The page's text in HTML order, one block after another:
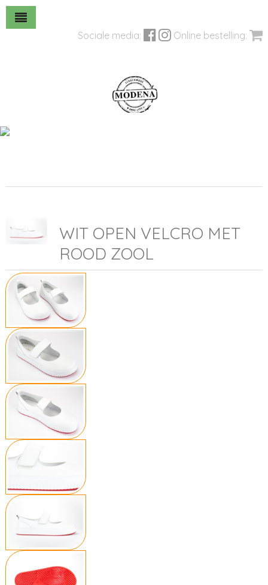
Sociale media: Online bestelling:
WIT OPEN VELCRO MET
ROOD ZOOL